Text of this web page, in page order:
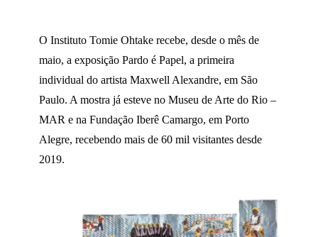
O Instituto Tomie Ohtake recebe, desde o mês de
maio, a exposição Pardo é Papel, a primeira
individual do artista Maxwell Alexandre, em São
Paulo. A mostra já esteve no Museu de Arte do Rio –
MAR e na Fundação Iberê Camargo, em Porto
Alegre, recebendo mais de 60 mil visitantes desde
2019.